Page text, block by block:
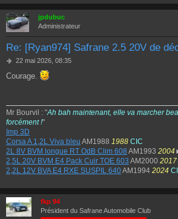
jpdubuc
Administrateur
Re: [Ryan974] Safrane 2.5 20V de
M
s
g
e
22 mai 2026, 08:35
Courage.
Mr Bourvil : "Ah bah maintenant, elle va marcher
forcément !"
Imp 3D
Corsa A 1,2L Viva bleu AM1988 1988 CIC
2L 8V BVM longue RT OdB Clim 608 AM1993 2004
2,5L 20V BVM E4 Pack Cuir TOE 603 AM2000 2017
2,2L 12V BVA E4 RXE SUSPIL 640AM1994 2024
fkp 94
Président du Safrane Automobile Club